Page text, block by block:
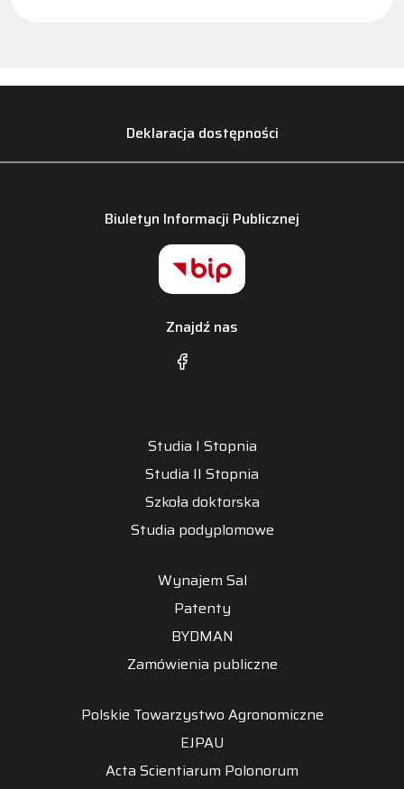
Deklaracja dostępności
Biuletyn Informacji Publicznej
Znajdź nas
Studia I Stopnia
Studia II Stopnia
Szkoła doktorska
Studia podyplomowe
Wynajem Sal
Patenty
BYDMAN
Zamówienia publiczne
Polskie Towarzystwo Agronomiczne
EJPAU
Acta Scientiarum Polonorum